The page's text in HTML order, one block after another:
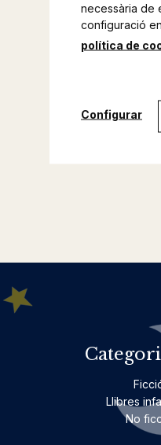
Llibres
No
necessària de
configuració
política de
Configurar